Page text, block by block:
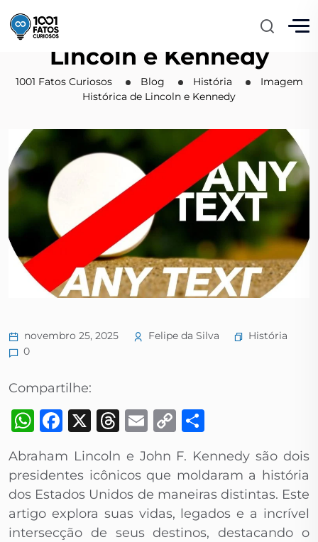
Imagem Histórica de
Lincoln e Kennedy
1001 Fatos Curiosos Blog História
Imagem
Histórica de Lincoln e Kennedy
novembro 25, 2025 Felipe da Silva
História
0
Compartilhe:
WhatsApp
Facebook
X Threads
Email
Copy
Abraham Lincoln e John F. Kennedy são dois
presidentes icônicos que moldaram a história
dos Estados Unidos de maneiras distintas. Este
artigo explora suas vidas, legados e a incrível
intersecção de seus destinos, destacando o